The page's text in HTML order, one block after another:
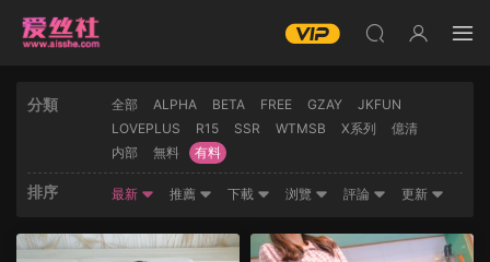
分類 全部 ALPHA BETA FREE GZAY
JKFUN
LOVEPLUS
R15 SSR WTMSB X系列
億清
内部
無料 有料
排序 最新 推薦 下載 浏覽 評論 更新